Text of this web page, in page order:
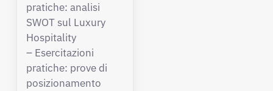
pratiche: analisi
SWOT sul Luxury
Hospitality
– Esercitazioni
pratiche: prove di
posizionamento